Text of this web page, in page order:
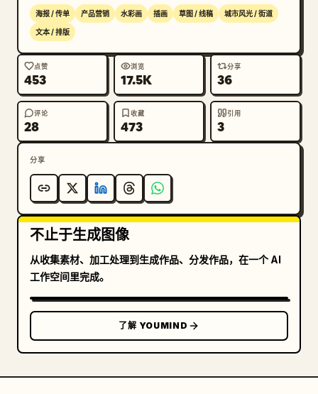
海报 / 传单 产品营销 水彩画 插画 草图 / 线稿 城市风光 / 街道
文本 / 排版
点赞
453
浏览
17.5K
分享
36
评论
28
收藏
473
引用
3
分享
不止于生成图像
从收集素材、加工处理到生成作品、分发作品，在一个 AI
工作空间里完成。
了解 YOUMIND